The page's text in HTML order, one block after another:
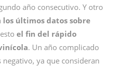
año consecutivo. Y otro
los últimos datos sobre
el fin del rápido
. Un año complicado
ya que consideran